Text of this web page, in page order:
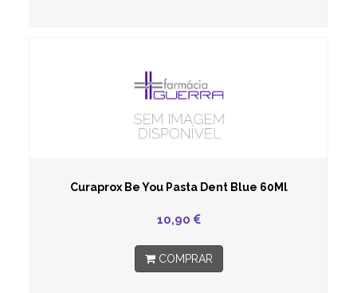
Curaprox Be You Pasta Dent Blue 60Ml
10,90
COMPRAR